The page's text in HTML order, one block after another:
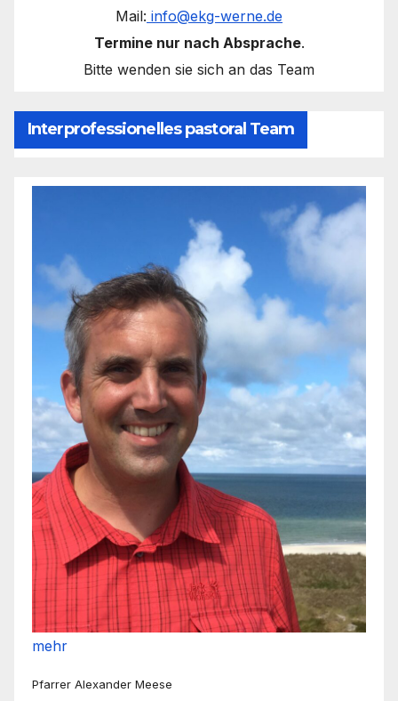
Mail: info@ekg-werne.de
Termine nur nach Absprache.
Bitte wenden sie sich an das Team
Interprofessionelles pastoral Team
mehr
Pfarrer Alexander Meese